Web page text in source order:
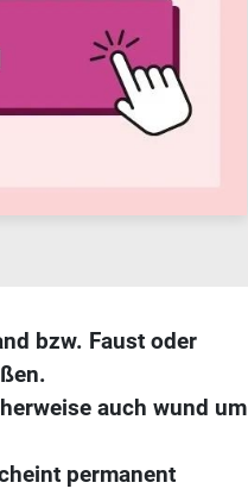
bzw. Faust oder
auch wund um
permanent